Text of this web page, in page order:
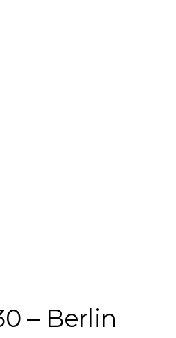
– Berlin